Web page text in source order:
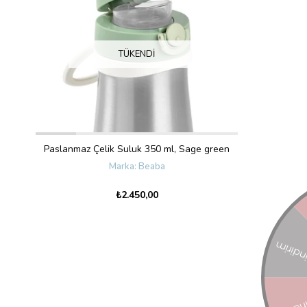
TÜKENDI
Paslanmaz Çelik Suluk 350 ml, Sage green
Beaba
₺2.450,00